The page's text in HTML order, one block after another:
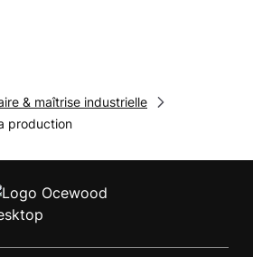
& maîtrise industrielle
production